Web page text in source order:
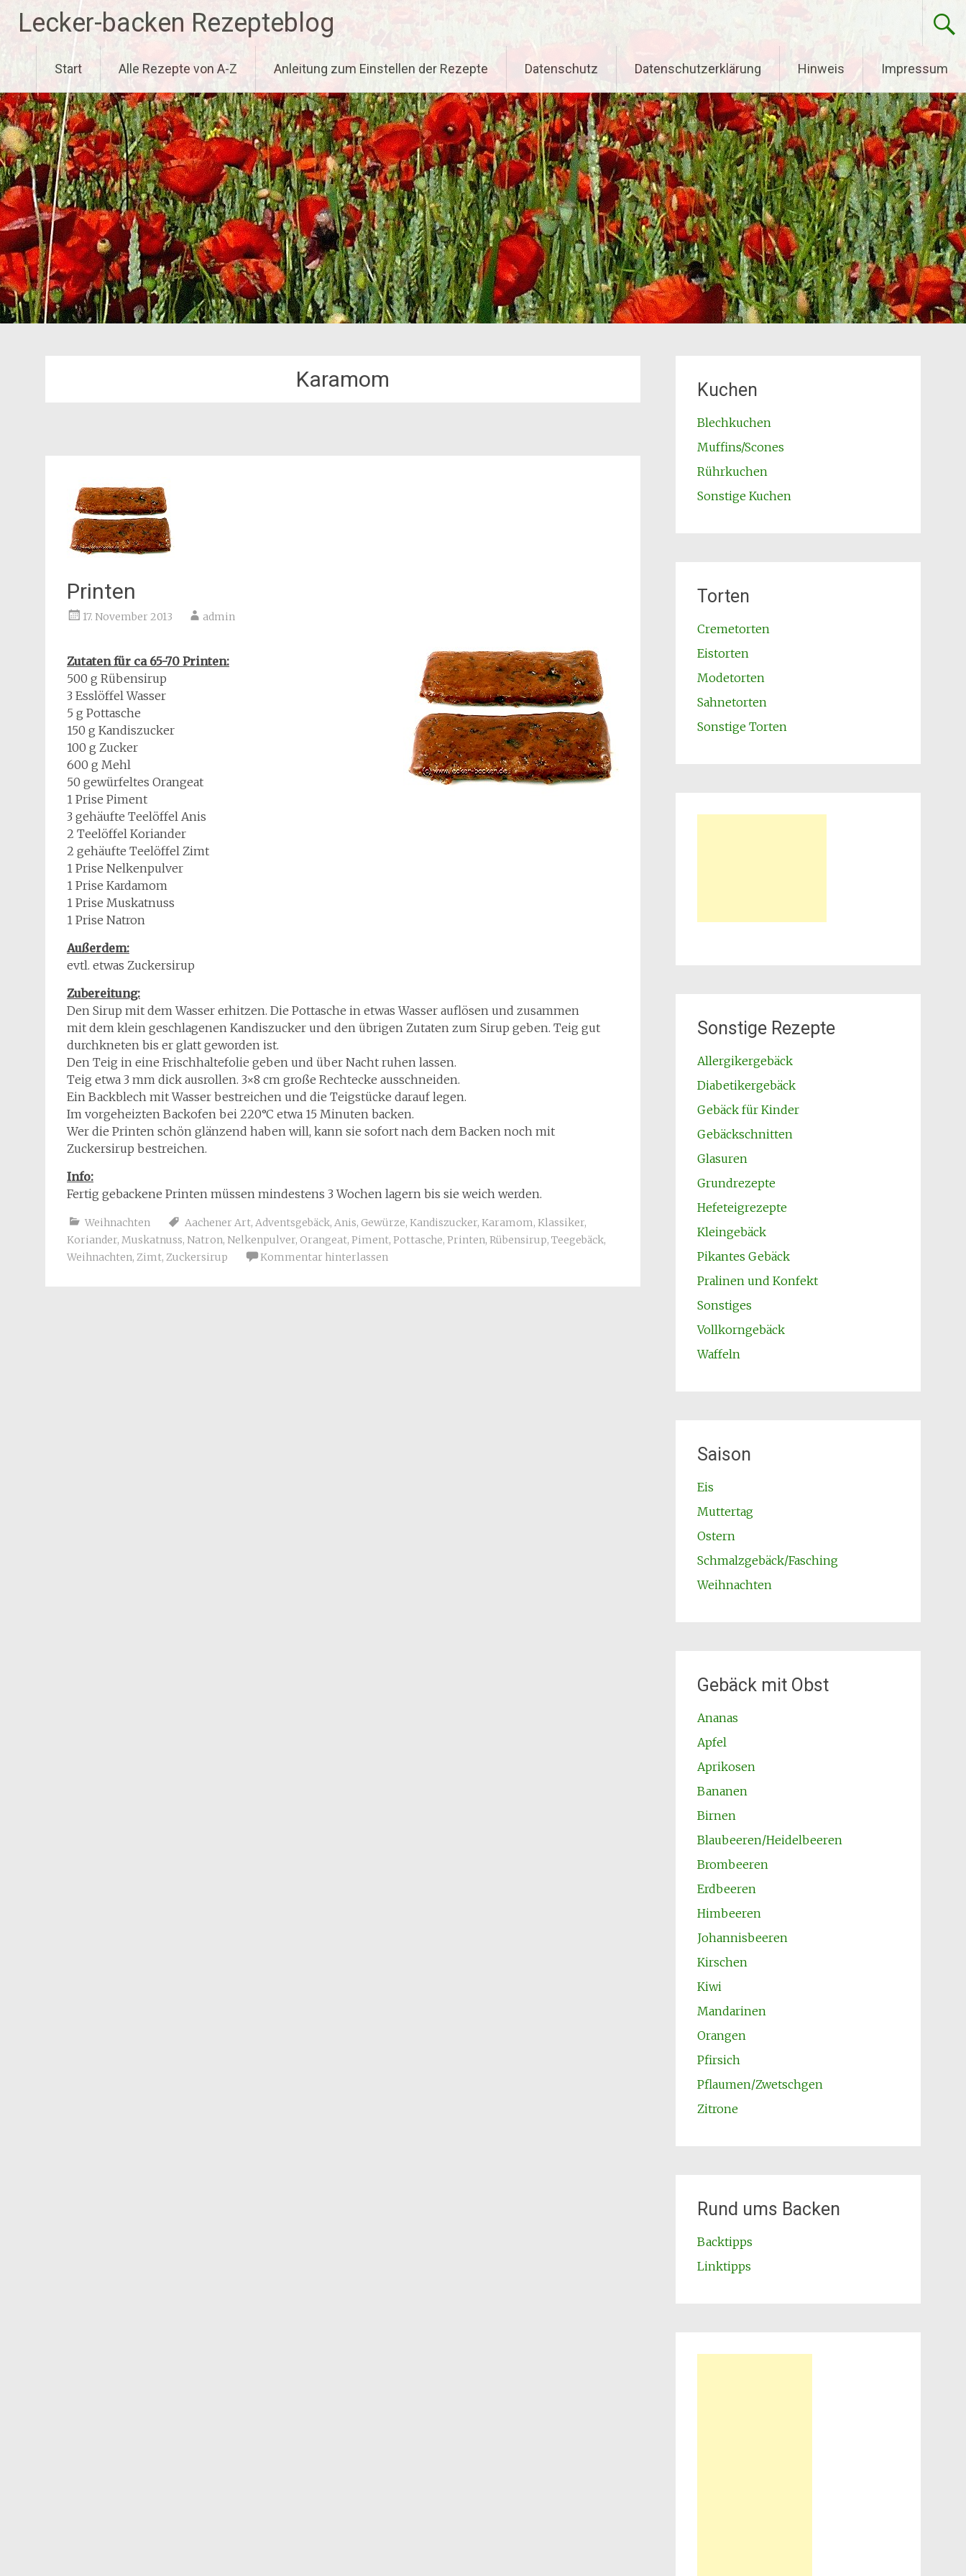
springen
Lecker-backen Rezepteblog
Start Alle Rezepte von A-Z Anleitung zum Einstellen der Rezepte Datenschutz Datenschutzerklärung Hinweis Impressum
Karamom
Printen
17. November 2013 admin
Zutaten für ca 65-70 Printen:
500 g Rübensirup
3 Esslöffel Wasser
5 g Pottasche
150 g Kandiszucker
100 g Zucker
600 g Mehl
50 gewürfeltes Orangeat
1 Prise Piment
3 gehäufte Teelöffel Anis
2 Teelöffel Koriander
2 gehäufte Teelöffel Zimt
1 Prise Nelkenpulver
1 Prise Kardamom
1 Prise Muskatnuss
1 Prise Natron
Außerdem:
evtl. etwas Zuckersirup
Zubereitung:
Den Sirup mit dem Wasser erhitzen. Die Pottasche in etwas Wasser auflösen und zusammen
mit dem klein geschlagenen Kandiszucker und den übrigen Zutaten zum Sirup geben. Teig gut
durchkneten bis er glatt geworden ist.
Den Teig in eine Frischhaltefolie geben und über Nacht ruhen lassen.
Teig etwa 3 mm dick ausrollen. 3×8 cm große Rechtecke ausschneiden.
Ein Backblech mit Wasser bestreichen und die Teigstücke darauf legen.
Im vorgeheizten Backofen bei 220°C etwa 15 Minuten backen.
Wer die Printen schön glänzend haben will, kann sie sofort nach dem Backen noch mit
Zuckersirup bestreichen.
Info:
Fertig gebackene Printen müssen mindestens 3 Wochen lagern bis sie weich werden.
Weihnachten Aachener Art, Adventsgebäck, Anis, Gewürze, Kandiszucker, Karamom, Klassiker,
Koriander, Muskatnuss, Natron, Nelkenpulver, Orangeat, Piment, Pottasche, Printen, Rübensirup, Teegebäck,
Weihnachten, Zimt, Zuckersirup Kommentar hinterlassen
Kuchen
Blechkuchen
Muffins/Scones
Rührkuchen
Sonstige Kuchen
Torten
Cremetorten
Eistorten
Modetorten
Sahnetorten
Sonstige Torten
Sonstige Rezepte
Allergikergebäck
Diabetikergebäck
Gebäck für Kinder
Gebäckschnitten
Glasuren
Grundrezepte
Hefeteigrezepte
Kleingebäck
Pikantes Gebäck
Pralinen und Konfekt
Sonstiges
Vollkorngebäck
Waffeln
Saison
Eis
Muttertag
Ostern
Schmalzgebäck/Fasching
Weihnachten
Gebäck mit Obst
Ananas
Apfel
Aprikosen
Bananen
Birnen
Blaubeeren/Heidelbeeren
Brombeeren
Erdbeeren
Himbeeren
Johannisbeeren
Kirschen
Kiwi
Mandarinen
Orangen
Pfirsich
Pflaumen/Zwetschgen
Zitrone
Rund ums Backen
Backtipps
Linktipps